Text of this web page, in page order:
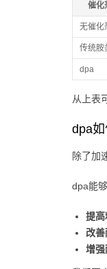
催化
无催化
传统胺
dpa
从上表
dpa
除了加
dpa能
提高
改
增强